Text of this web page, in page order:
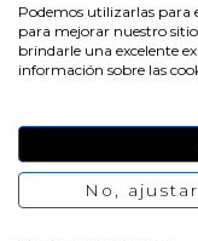
2,73 € / 1 und
-20%
Podemos utilizarlas para
para mejorar nuestro
brindarle una excelente
información sobre las
No, ajustar